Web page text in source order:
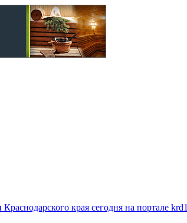
края сегодня на портале krd1